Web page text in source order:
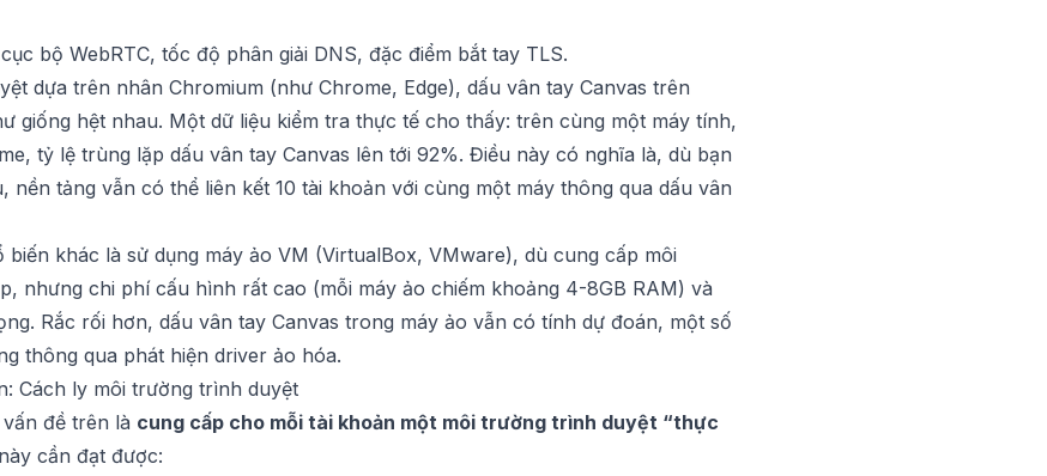
bộ WebRTC, tốc độ phân giải DNS, đặc điểm bắt tay TLS.
dựa trên nhân Chromium (như Chrome, Edge), dấu vân tay Canvas trên
giống hệt nhau. Một dữ liệu kiểm tra thực tế cho thấy: trên cùng một máy tính,
tỷ lệ trùng lặp dấu vân tay Canvas lên tới 92%. Điều này có nghĩa là, dù bạn
nền tảng vẫn có thể liên kết 10 tài khoản với cùng một máy thông qua dấu vân
khác là sử dụng máy ảo VM (VirtualBox, VMware), dù cung cấp môi
nhưng chi phí cấu hình rất cao (mỗi máy ảo chiếm khoảng 4-8GB RAM) và
Rắc rối hơn, dấu vân tay Canvas trong máy ảo vẫn có tính dự đoán, một số
thông qua phát hiện driver ảo hóa.
Cách ly môi trường trình duyệt
đề trên là cung cấp cho mỗi tài khoản một môi trường trình duyệt “thực
cần đạt được: